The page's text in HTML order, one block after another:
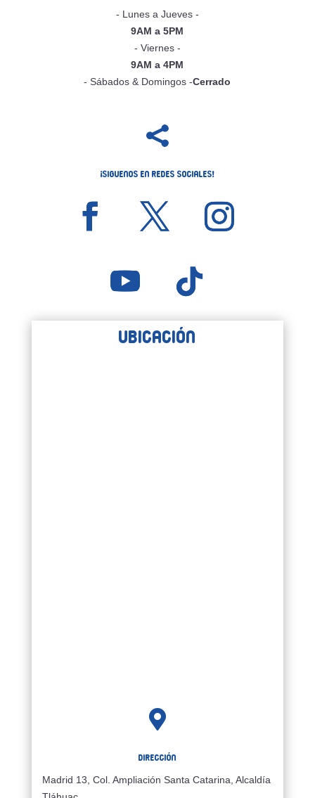
- Lunes a Jueves -
9AM a 5PM
- Viernes -
9AM a 4PM
- Sábados & Domingos -Cerrado

¡Siguenos en Redes Sociales!
Ubicación

Dirección
Madrid 13, Col. Ampliación Santa Catarina, Alcaldía